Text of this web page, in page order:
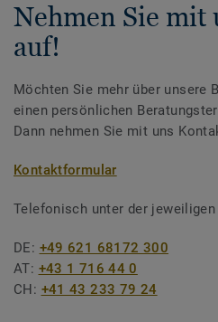
Nehmen Sie mit
auf!
Möchten Sie mehr über unsere
einen persönlichen
Dann nehmen Sie mit uns
Kontaktformular
Telefonisch unter der jeweiligen
DE: +49 621 68172 300
AT: +43 1 716 44 0
CH: +41 43 233 79 24